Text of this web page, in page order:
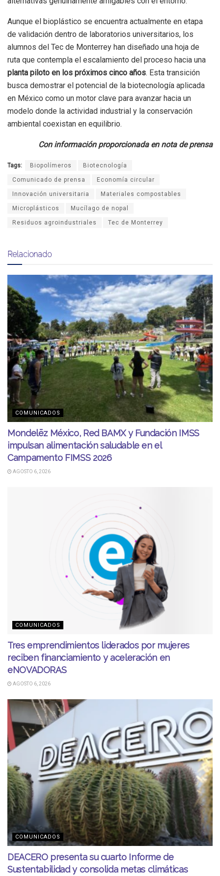
Aunque el bioplástico se encuentra actualmente en etapa
de validación dentro de laboratorios universitarios, los
alumnos del Tec de Monterrey han diseñado una hoja de
ruta que contempla el escalamiento del proceso hacia una
planta piloto en los próximos cinco años. Esta transición
busca demostrar el potencial de la biotecnología aplicada
en México como un motor clave para avanzar hacia un
modelo donde la actividad industrial y la conservación
ambiental coexistan en equilibrio.
Con información proporcionada en nota de prensa
Tags: Biopolímeros Biotecnología
Comunicado de prensa Economía circular
Innovación universitaria Materiales compostables
Microplásticos Mucílago de nopal
Residuos agroindustriales Tec de Monterrey
Relacionado
COMUNICADOS
Mondelēz México, Red BAMX y Fundación IMSS
impulsan alimentación saludable en el
Campamento FIMSS 2026
AGOSTO 6, 2026
COMUNICADOS
Tres emprendimientos liderados por mujeres
reciben financiamiento y aceleración en
eNOVADORAS
AGOSTO 6, 2026
COMUNICADOS
DEACERO presenta su cuarto Informe de
Sustentabilidad y consolida metas climáticas